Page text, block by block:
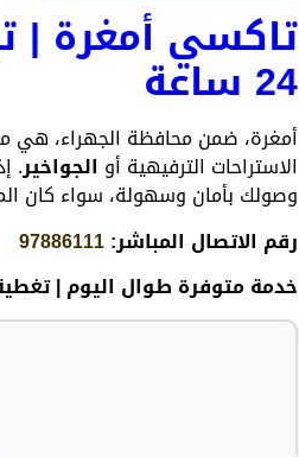
تاكسي أمغرة |
24 ساعة
أمغرة، ضمن محافظة الجهراء، هي
الاستراحات الترفيهية أو الجواخير.
وصولك بأمان وسهولة، سواء كان
رقم الاتصال المباشر:97886111
خدمة متوفرة طوال اليوم |